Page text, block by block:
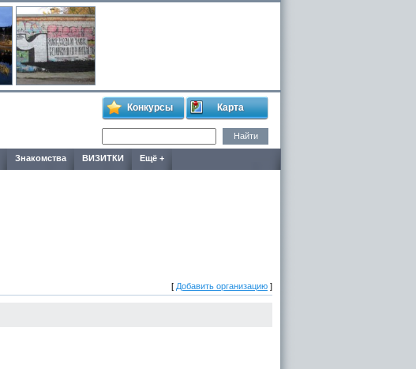
Конкурсы Карта
Знакомства ВИЗИТКИ Ещё +
[ Добавить организацию ]